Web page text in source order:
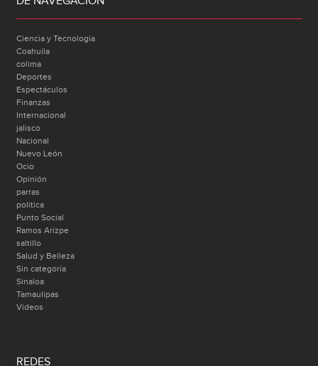
Ciencia y Tecnología
Coahuila
colima
Deportes
Espectáculos
Finanzas
Internacional
jalisco
Nacional
Nuevo León
Ocio
Opinión
parras
politica
Punto Social
Ramos Arizpe
saltillo
Salud y Belleza
Sin categoría
Sinaloa
Tamaulipas
Videos
REDES